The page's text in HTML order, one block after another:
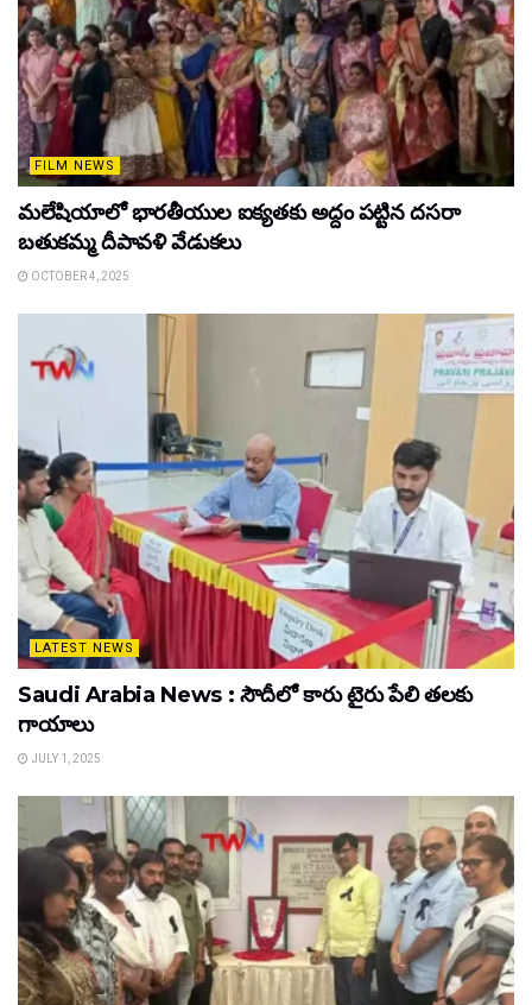
FILM NEWS
మలేషియాలో భారతీయుల ఐక్యతకు అద్దం పట్టిన దసరా
బతుకమ్మ దీపావళి వేడుకలు
OCTOBER 4, 2025
LATEST NEWS
Saudi Arabia News : సౌదీలో కారు టైరు పేలి తలకు
గాయాలు
JULY 1, 2025